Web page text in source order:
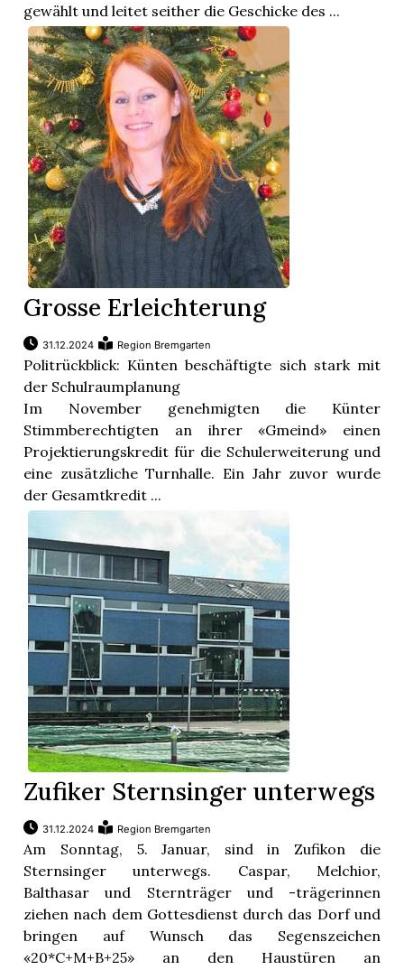
gewählt und leitet seither die Geschicke des ...
Grosse Erleichterung
31.12.2024 Region Bremgarten
Politrückblick: Künten beschäftigte sich stark mit
der Schulraumplanung
Im November genehmigten die Künter
Stimmberechtigten an ihrer «Gmeind» einen
Projektierungskredit für die Schulerweiterung und
eine zusätzliche Turnhalle. Ein Jahr zuvor wurde
der Gesamtkredit ...
Zufiker Sternsinger unterwegs
31.12.2024 Region Bremgarten
Am Sonntag, 5. Januar, sind in Zufikon die
Sternsinger unterwegs. Caspar, Melchior,
Balthasar und Sternträger und -trägerinnen
ziehen nach dem Gottesdienst durch das Dorf und
bringen auf Wunsch das Segenszeichen
«20*C+M+B+25» an den Haustüren an